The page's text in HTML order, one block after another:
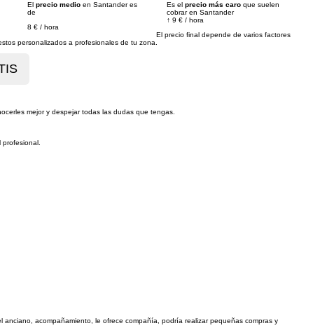
El precio medio en Santander es
de
8 € / hora
Es el precio más caro que suelen
cobrar en Santander
↑ 9 € / hora
El precio final depende de varios factores
personalizados a profesionales de tu zona.
mejor y despejar todas las dudas que tengas.
acompañamiento, le ofrece compañía, podría realizar pequeñas compras y